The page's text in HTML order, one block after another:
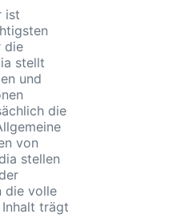
ist
die
stellt
und
die
von
stellen
die volle
trägt